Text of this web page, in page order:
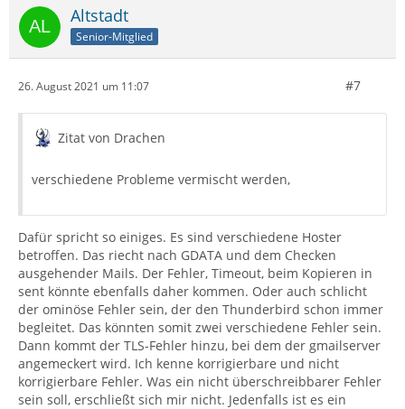
Altstadt
Senior-Mitglied
26. August 2021 um 11:07 #7
Zitat von Drachen
verschiedene Probleme vermischt werden,
Dafür spricht so einiges. Es sind verschiedene Hoster
betroffen. Das riecht nach GDATA und dem Checken
ausgehender Mails. Der Fehler, Timeout, beim Kopieren in
sent könnte ebenfalls daher kommen. Oder auch schlicht
der ominöse Fehler sein, der den Thunderbird schon immer
begleitet. Das könnten somit zwei verschiedene Fehler sein.
Dann kommt der TLS-Fehler hinzu, bei dem der gmailserver
angemeckert wird. Ich kenne korrigierbare und nicht
korrigierbare Fehler. Was ein nicht überschreibbarer Fehler
sein soll, erschließt sich mir nicht. Jedenfalls ist es ein